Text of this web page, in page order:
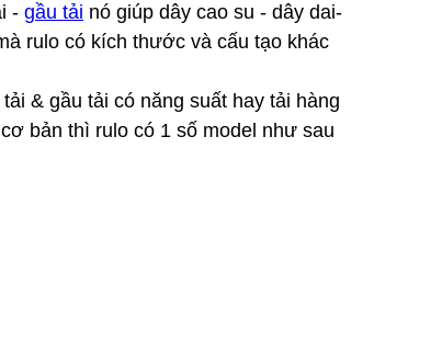
- gầu tải nó giúp dây cao su - dây dai-
rulo có kích thước và cấu tạo khác
& gầu tải có năng suất hay tải hàng
bản thì rulo có 1 số model như sau